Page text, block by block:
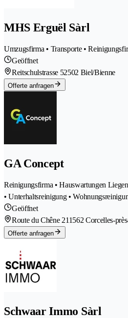
MHS Erguël Sàrl
Umzugsfirma • Transporte •
Geöffnet
Reitschulstrasse 52502 Biel/Bienne
Offerte anfragen
GA Concept
Reinigungsfirma • Hauswartungen
• Unterhaltsreinigung •
Geöffnet
Route du Chêne 211562 Corcelles-
Offerte anfragen
Schwaar Immo Sàrl